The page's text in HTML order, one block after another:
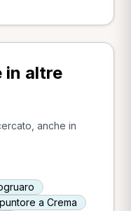
in altre
anche in
a Crema